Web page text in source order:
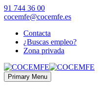
91 744 36 00
cocemfe@cocemfe.es
Contacta
¿Buscas empleo?
Zona privada
Primary Menu